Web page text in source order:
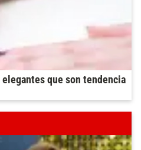
que son tendencia